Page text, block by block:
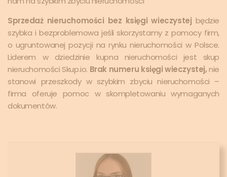
Sprzedaż nieruchomości bez księgi wieczystej będzie
szybka i bezproblemowa jeśli skorzystamy z pomocy firm,
o ugruntowanej pozycji na rynku nieruchomości w Polsce.
Liderem w dziedzinie kupna nieruchomości jest skup
nieruchomości Skup.io. Brak numeru księgi wieczystej, nie
stanowi przeszkody w szybkim zbyciu nieruchomości –
firma oferuje pomoc w skompletowaniu wymaganych
dokumentów.